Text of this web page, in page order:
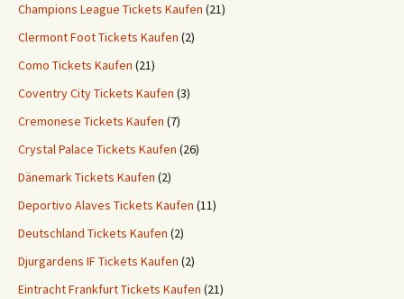
Champions League Tickets Kaufen (21)
Clermont Foot Tickets Kaufen (2)
Como Tickets Kaufen (21)
Coventry City Tickets Kaufen (3)
Cremonese Tickets Kaufen (7)
Crystal Palace Tickets Kaufen (26)
Dänemark Tickets Kaufen (2)
Deportivo Alaves Tickets Kaufen (11)
Deutschland Tickets Kaufen (2)
Djurgardens IF Tickets Kaufen (2)
Eintracht Frankfurt Tickets Kaufen (21)